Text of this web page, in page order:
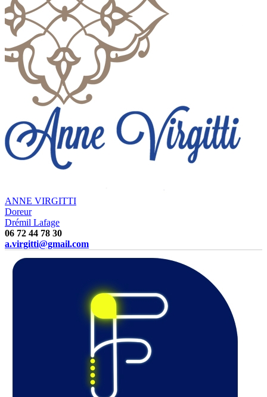
ANNE VIRGITTI
Doreur
Drémil Lafage
06 72 44 78 30
a.virgitti@gmail.com